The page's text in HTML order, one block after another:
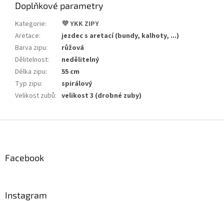
Doplňkové parametry
Kategorie:
💜 YKK ZIPY
Aretace:
jezdec s aretací (bundy, kalhoty, ...)
Barva zipu:
růžová
Dělitelnost:
nedělitelný
Délka zipu:
55 cm
Typ zipu:
spirálový
Velikost zubů: velikost 3 (drobné zuby)
Facebook
Instagram